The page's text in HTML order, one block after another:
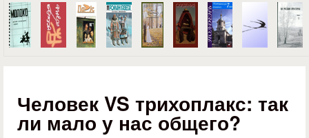
Человек VS трихоплакс: так
ли мало у нас общего?